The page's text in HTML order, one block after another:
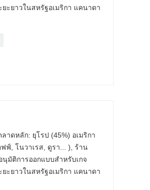
ะยาวในสหรัฐอเมริกา แคนาดา
ดหลัก: ยุโรป (45%) อเมริกา
ฟ์, โนวาเรส, ดูรา... ), ร้าน
นุมัติการออกแบบสำหรับเกจ
ะยาวในสหรัฐอเมริกา แคนาดา